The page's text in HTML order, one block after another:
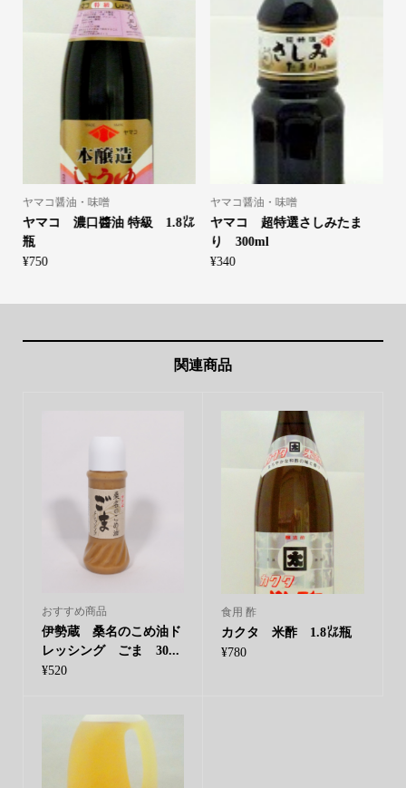
ヤマコ醤油・味噌
ヤマコ 濃口醬油 特級 1.8㍑
瓶
¥750
ヤマコ醤油・味噌
ヤマコ 超特選さしみたま
り 300ml
¥340
関連商品
おすすめ商品
伊勢蔵 桑名のこめ油ド
レッシング ごま 30...
¥520
食用 酢
カクタ 米酢 1.8㍑瓶
¥780